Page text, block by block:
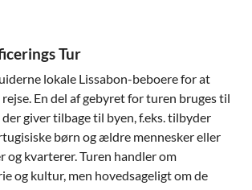
Tur
lokale Lissabon-beboere for at
En del af gebyret for turen bruges til
giver tilbage til byen, f.eks. tilbyder
børn og ældre mennesker eller
og kvarterer. Turen handler om
og kultur, men hovedsageligt om de